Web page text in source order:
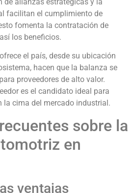
facilitan el cumplimiento de
fomenta la contratación de
los beneficios.
el país, desde su ubicación
hacen que la balanza se
proveedores de alto valor.
es el candidato ideal para
la cima del mercado industrial.
sobre la
en
ventajas